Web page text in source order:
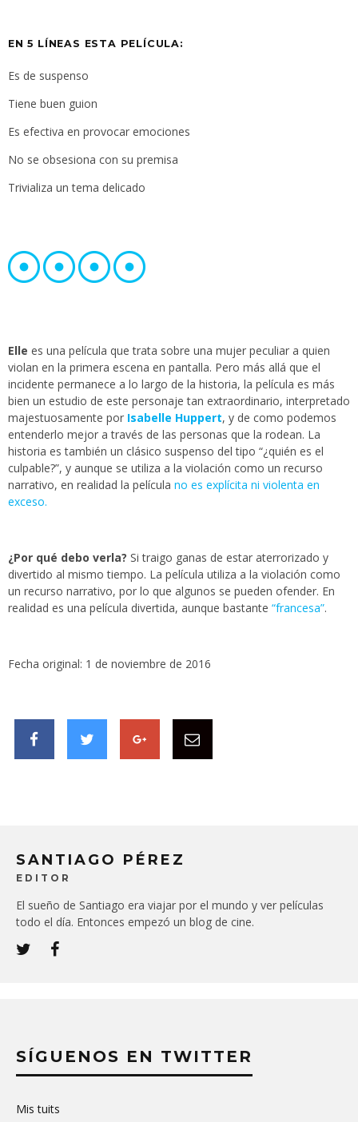
EN 5 LÍNEAS ESTA PELÍCULA:
Es de suspenso
Tiene buen guion
Es efectiva en provocar emociones
No se obsesiona con su premisa
Trivializa un tema delicado
Elle es una película que trata sobre una mujer peculiar a quien
violan en la primera escena en pantalla. Pero más allá que el
incidente permanece a lo largo de la historia, la película es más
bien un estudio de este personaje tan extraordinario, interpretado
majestuosamente por Isabelle Huppert, y de como podemos
entenderlo mejor a través de las personas que la rodean. La
historia es también un clásico suspenso del tipo “¿quién es el
culpable?”, y aunque se utiliza a la violación como un recurso
narrativo, en realidad la película no es explícita ni violenta en
exceso.
¿Por qué debo verla? Si traigo ganas de estar aterrorizado y
divertido al mismo tiempo. La película utiliza a la violación como
un recurso narrativo, por lo que algunos se pueden ofender. En
realidad es una película divertida, aunque bastante “francesa”.
Fecha original: 1 de noviembre de 2016
SANTIAGO PÉREZ
EDITOR
El sueño de Santiago era viajar por el mundo y ver películas
todo el día. Entonces empezó un blog de cine.
SÍGUENOS EN TWITTER
Mis tuits